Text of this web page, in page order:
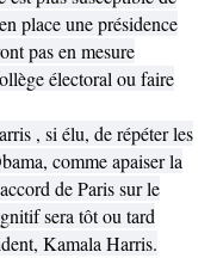
place une présidence
pas en mesure
électoral ou faire
, si élu, de répéter les
comme apaiser la
de Paris sur le
sera tôt ou tard
Kamala Harris.